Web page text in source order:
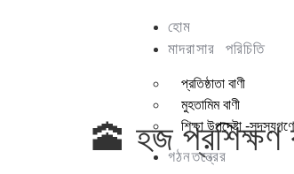
হোম
মাদরাসার পরিচিতি
প্রতিষ্ঠাতা বাণী
মুহতামিম বাণী
শিক্ষা উপদেষ্টা -
গঠনতন্ত্রের
🕋 হজ প্রশিক্ষণ